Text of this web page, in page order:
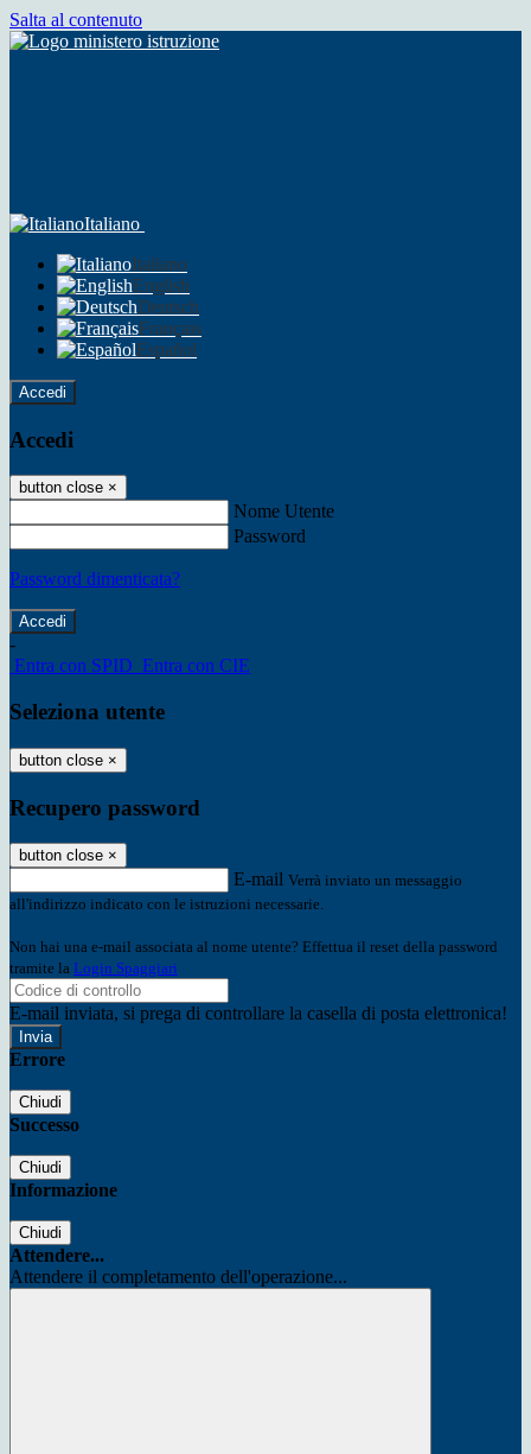
Salta al contenuto
Italiano
Italiano
English
Deutsch
Français
Español
Accedi
Accedi
button close ×
Nome Utente
Password
Password dimenticata?
-
Entra con SPID Entra con CIE
Seleziona utente
button close ×
Recupero password
button close ×
E-mail Verrà inviato un messaggio
all'indirizzo indicato con le istruzioni necessarie.
Non hai una e-mail associata al nome utente? Effettua il reset della password
tramite la Login Spaggiari
E-mail inviata, si prega di controllare la casella di posta elettronica!
Errore
Chiudi
Successo
Chiudi
Informazione
Chiudi
Attendere...
Attendere il completamento dell'operazione...